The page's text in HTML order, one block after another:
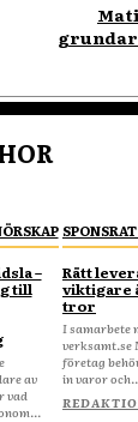
–
till
av
vad
Rätt
viktigare
tror
I samarbete
verksamt.se När ditt
företag
in varor